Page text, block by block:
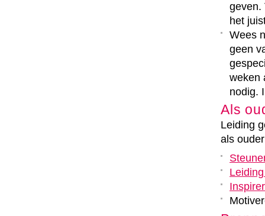
geven.
het
Wees
geen
weken
nodig.
Als
Leiding
als